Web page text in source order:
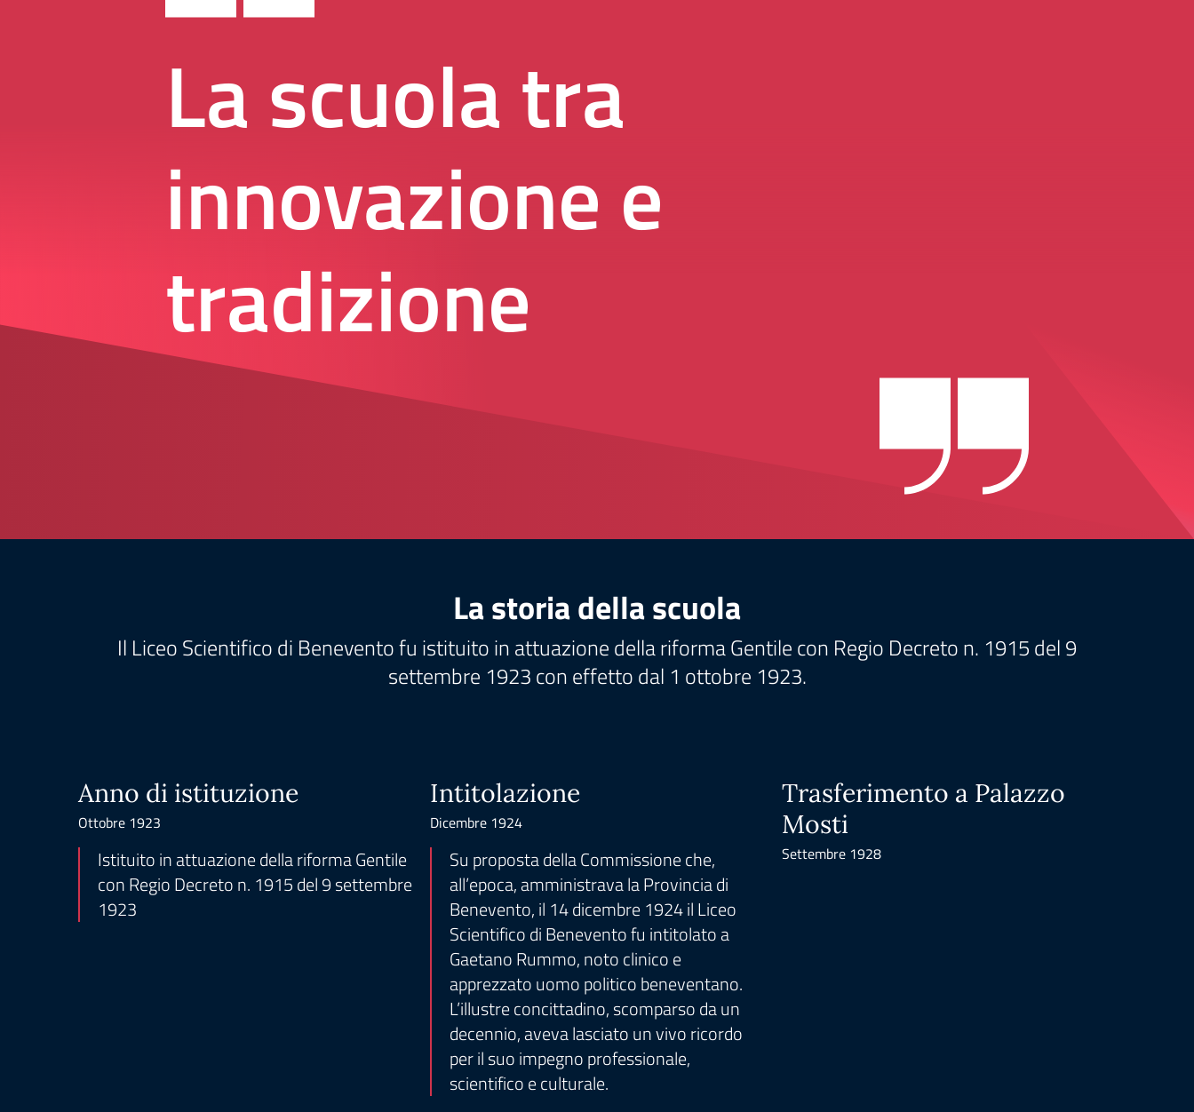
La scuola tra
innovazione e
tradizione
La storia della scuola
Il Liceo Scientifico di Benevento fu istituito in attuazione della riforma Gentile con Regio Decreto n. 1915 del 9
settembre 1923 con effetto dal 1 ottobre 1923.
Anno di istituzione
Ottobre 1923
Istituito in attuazione della riforma Gentile
con Regio Decreto n. 1915 del 9 settembre
1923
Intitolazione
Dicembre 1924
Su proposta della Commissione che,
all’epoca, amministrava la Provincia di
Benevento, il 14 dicembre 1924 il Liceo
Scientifico di Benevento fu intitolato a
Gaetano Rummo, noto clinico e
apprezzato uomo politico beneventano.
L’illustre concittadino, scomparso da un
decennio, aveva lasciato un vivo ricordo
per il suo impegno professionale,
scientifico e culturale.
Trasferimento a Palazzo
Mosti
Settembre 1928